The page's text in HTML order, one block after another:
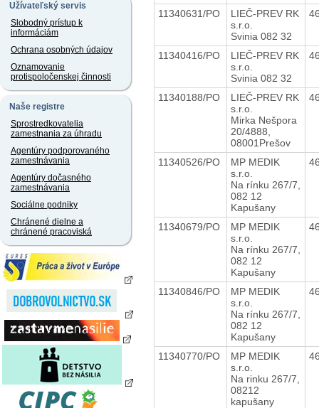
Užívateľský servis
Slobodný prístup k
informáciám
Ochrana osobných údajov
Oznamovanie
protispoločenskej činnosti
Naše registre
Sprostredkovatelia
zamestnania za úhradu
Agentúry podporovaného
zamestnávania
Agentúry dočasného
zamestnávania
Sociálne podniky
Chránené dielne a
chránené pracoviská
11340631/PO
LIEČ-PREV RK
s.r.o.
Svinia 082 32
11340416/PO
LIEČ-PREV RK
s.r.o.
Svinia 082 32
11340188/PO
LIEČ-PREV RK
s.r.o.
Mirka Nešpora
20/4888,
08001Prešov
11340526/PO
MP MEDIK
s.r.o.
Na rínku 267/7,
082 12
Kapušany
11340679/PO
MP MEDIK
s.r.o.
Na rínku 267/7,
082 12
Kapušany
11340846/PO
MP MEDIK
s.r.o.
Na rínku 267/7,
082 12
Kapušany
11340770/PO
MP MEDIK
s.r.o.
Na rinku 267/7,
08212
kapušany